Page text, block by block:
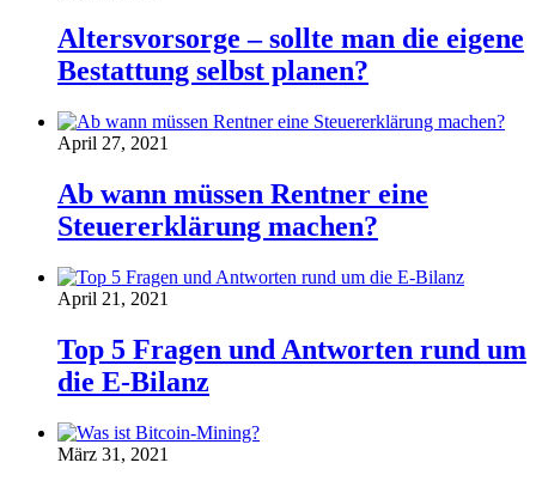
Altersvorsorge – sollte man die eigene
Bestattung selbst planen?
April 27, 2021
Ab wann müssen Rentner eine
Steuererklärung machen?
April 21, 2021
Top 5 Fragen und Antworten rund um
die E-Bilanz
März 31, 2021